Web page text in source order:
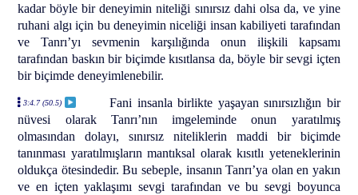
kadar böyle bir deneyimin niteliği sınırsız dahi olsa da, ve yine
ruhani algı için bu deneyimin niceliği insan kabiliyeti tarafından
ve Tanrı’yı sevmenin karşılığında onun ilişkili kapsamı
tarafından baskın bir biçimde kısıtlansa da, böyle bir sevgi içten
bir biçimde deneyimlenebilir.
3:4.7 (50.5)
Fani insanla birlikte yaşayan sınırsızlığın bir
nüvesi olarak Tanrı’nın imgeleminde onun yaratılmış
olmasından dolayı, sınırsız niteliklerin maddi bir biçimde
tanınması yaratılmışların mantıksal olarak kısıtlı yeteneklerinin
oldukça ötesindedir. Bu sebeple, insanın Tanrı’ya olan en yakın
ve en içten yaklaşımı sevgi tarafından ve bu sevgi boyunca